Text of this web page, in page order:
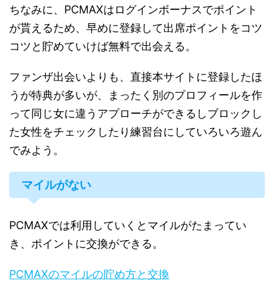
ちなみに、PCMAXはログインボーナスでポイント
が貰えるため、早めに登録して出席ポイントをコツ
コツと貯めていけば無料で出会える。
ファンザ出会いよりも、直接本サイトに登録したほ
うが特典が多いが、まったく別のプロフィールを作
って同じ女に違うアプローチができるしブロックし
た女性をチェックしたり練習台にしていろいろ遊ん
でみよう。
マイルがない
PCMAXでは利用していくとマイルがたまってい
き、ポイントに交換ができる。
PCMAXのマイルの貯め方と交換